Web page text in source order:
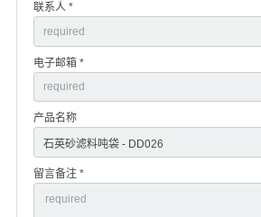
联系人 *
电子邮箱 *
产品名称
留言备注 *